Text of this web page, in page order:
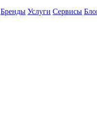
Бренды Услуги Сервисы